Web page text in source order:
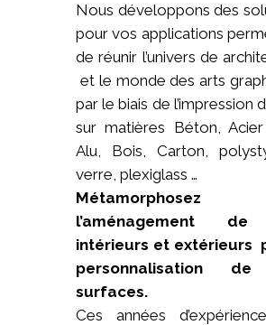
Nous développons des
pour vos applications
de réunir l’univers de
et le monde des arts
par le biais de l’impression
sur matières Béton, Acier
Alu, Bois, Carton,
verre, plexiglass …
Métamorphosez
l’aménagement
intérieurs et extérieurs
personnalisation
surfaces.
Ces années